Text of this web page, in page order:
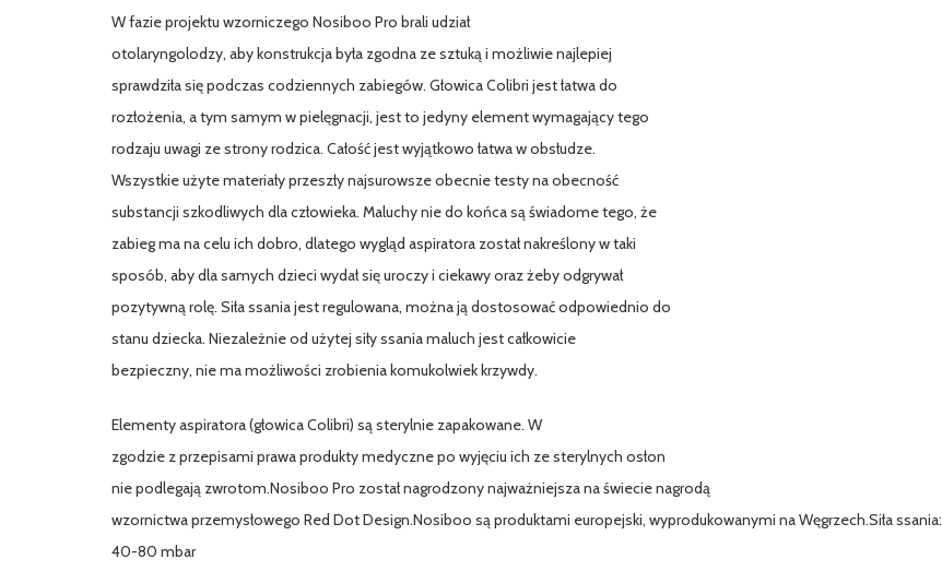
W fazie projektu wzorniczego Nosiboo Pro brali udział
otolaryngolodzy, aby konstrukcja była zgodna ze sztuką i możliwie najlepiej
sprawdziła się podczas codziennych zabiegów. Głowica Colibri jest łatwa do
rozłożenia, a tym samym w pielęgnacji, jest to jedyny element wymagający tego
rodzaju uwagi ze strony rodzica. Całość jest wyjątkowo łatwa w obsłudze.
Wszystkie użyte materiały przeszły najsurowsze obecnie testy na obecność
substancji szkodliwych dla człowieka. Maluchy nie do końca są świadome tego, że
zabieg ma na celu ich dobro, dlatego wygląd aspiratora został nakreślony w taki
sposób, aby dla samych dzieci wydał się uroczy i ciekawy oraz żeby odgrywał
pozytywną rolę. Siła ssania jest regulowana, można ją dostosować odpowiednio do
stanu dziecka. Niezależnie od użytej siły ssania maluch jest całkowicie
bezpieczny, nie ma możliwości zrobienia komukolwiek krzywdy.
Elementy aspiratora (głowica Colibri) są sterylnie zapakowane. W
zgodzie z przepisami prawa produkty medyczne po wyjęciu ich ze sterylnych osłon
nie podlegają zwrotom.Nosiboo Pro został nagrodzony najważniejsza na świecie nagrodą
wzornictwa przemysłowego Red Dot Design.Nosiboo są produktami europejski, wyprodukowanymi na Węgrzech.Siła ssania:
40-80 mbar